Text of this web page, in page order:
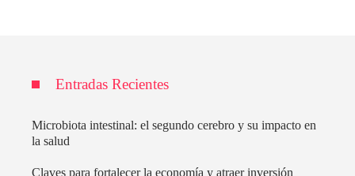
Entradas Recientes
Microbiota intestinal: el segundo cerebro y su impacto en
la salud
Claves para fortalecer la economía y atraer inversión